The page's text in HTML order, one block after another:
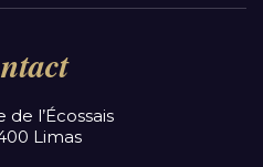
de l’Écossais
Limas